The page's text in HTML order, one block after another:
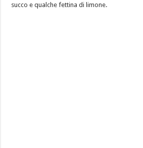
succo e qualche fettina di limone.